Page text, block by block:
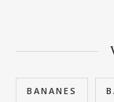
BANANES